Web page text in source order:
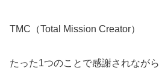
TMC（Total Mission Creator）
たった1つのことで感謝されながら